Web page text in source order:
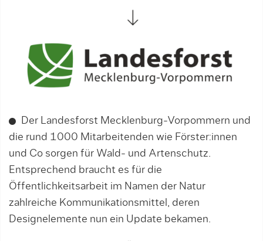
Der Landesforst Mecklenburg-Vorpommern und
die rund 1000 Mitarbeitenden wie Förster:innen
und Co sorgen für Wald- und Artenschutz.
Entsprechend braucht es für die
Öffentlichkeitsarbeit im Namen der Natur
zahlreiche Kommunikationsmittel, deren
Designelemente nun ein Update bekamen.